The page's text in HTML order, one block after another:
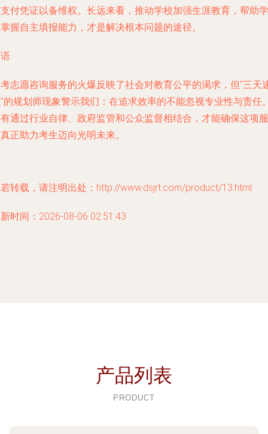
付凭证以备维权。长远来看，推动学校加强生涯教育，帮助学
握自主填报能力，才是解决根本问题的途径。
志愿咨询服务的火爆反映了社会对教育公平的渴求，但“三天
的规划师现象警示我们：在追求效率的不能忽视专业性与责任
通过行业自律、政府监管和公众监督相结合，才能确保这项服
正助力考生迈向光明未来。
转载，请注明出处：http://www.dsjrt.com/product/13.html
时间：2026-08-06 02:51:43
产品列表
PRODUCT